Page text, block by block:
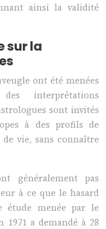
ainsi la validité
sur la
ont été menées
interprétations
sont invités
à des profils de
vie, sans connaître
généralement pas
à ce que le hasard
étude menée par le
a demandé à 28